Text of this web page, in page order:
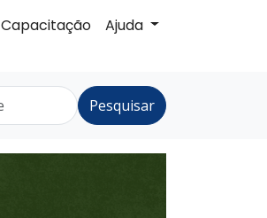
Capacitação Ajuda
Pesquisar